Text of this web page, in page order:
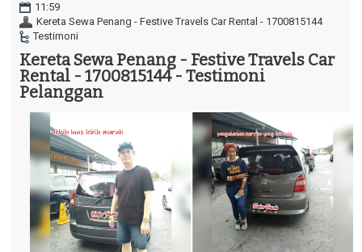
l
a
v
11:59
Kereta Sewa Penang - Festive Travels Car Rental - 1700815144
Testimoni
Kereta Sewa Penang - Festive Travels Car
Rental - 1700815144 - Testimoni
Pelanggan